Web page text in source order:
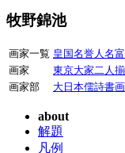
牧野錦池
画家一覧 皇国名誉人名
画家
東京大家二人
画家部
大日本儒詩書
about
解題
凡例